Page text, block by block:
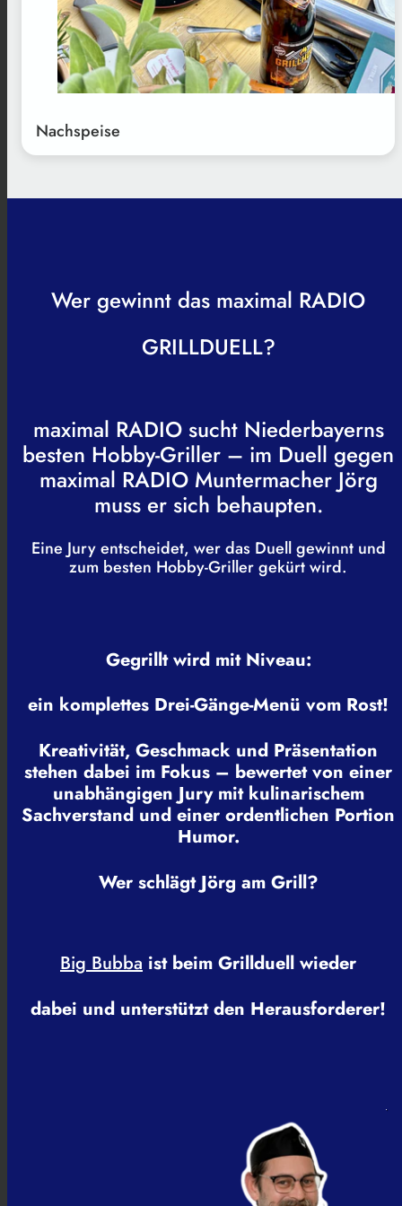
Nachspeise
Wer gewinnt das maximal RADIO
GRILLDUELL?
maximal RADIO sucht Niederbayerns
besten Hobby-Griller – im Duell gegen
maximal RADIO Muntermacher Jörg
muss er sich behaupten.
Eine Jury entscheidet, wer das Duell gewinnt und
zum besten Hobby-Griller gekürt wird.
Gegrillt wird mit Niveau:
ein komplettes Drei-Gänge-Menü vom Rost!
Kreativität, Geschmack und Präsentation
stehen dabei im Fokus – bewertet von einer
unabhängigen Jury mit kulinarischem
Sachverstand und einer ordentlichen Portion
Humor.
Wer schlägt Jörg am Grill?
Big Bubba ist beim Grillduell wieder
dabei und unterstützt den Herausforderer!
.